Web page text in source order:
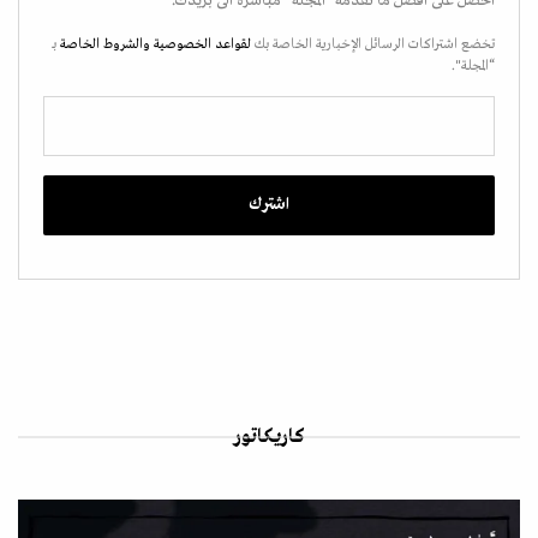
تخضع اشتراكات الرسائل الإخبارية الخاصة بك لقواعد الخصوصية والشروط الخاصة بـ
“المجلة".
كاريكاتور